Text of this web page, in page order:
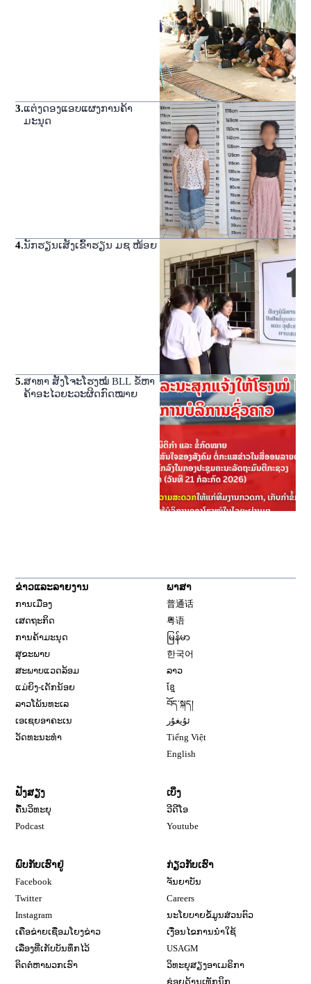
3.ແຕ່ງດອງແອບແຜງການຄ້າ
ມະນຸດ
4.ນັກຮຽນເສັງເຂົ້າຮຽນ ມຊ ໜ້ອຍ
5.ສາທາ ສັງໂຈະໂຮງໝໍ BLL ຂໍ້ຫາ
ຄ້າອະໄວຍະວະຜິດກົດໝາຍ
ຂ່າວແລະລາຍງານ
ການເມືອງ
ເສດຖະກິດ
ການຄ້າມະນຸດ
ສຸຂະພາບ
ສະພາບແວດລ້ອມ
ແມ່ຍິງ-ເດັກນ້ອຍ
ລາວໂພ້ນທະເລ
ເອເຊຍອາຄະເນ
ວັດທະນະທຳ
ພາສາ
普通话
粤语
မြန်မာ
한국어
ລາວ
ខ្មែ
བོད་སྐད།
ئۇيغۇر
Tiếng Việt
English
ຟັງສຽງ
ຄື້ນວິທະຍຸ
Podcast
ເບິ່ງ
ວີດີໂອ
Youtube
ພົບກັບເຮົາຢູ່
Facebook
Twitter
Instagram
ເຄືອຂ່າຍເຊື່ອມໂຍງຂ່າວ
ເລື່ອງທີ່ເກັບບັນທຶກໄວ້
ຕິດຕໍ່ຫາພວກເຮົາ
ກ່ຽວກັບເຮົາ
ຈັນຍາບັນ
Careers
ນະໂຍບາຍຂໍ້ມູນສ່ວນຕົວ
ເງື່ອນໄຂການນໍາໃຊ້
USAGM
ວິທະຍຸສຽງອາເມຣິກາ
ຊ່ອຍດ້ານເທັກນິກ